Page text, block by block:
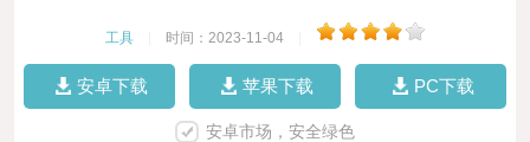
工具 时间：2023-11-04
安卓下载 苹果下载 PC下载
安卓市场，安全绿色